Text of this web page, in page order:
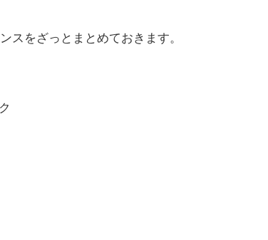
スをざっとまとめておきます。